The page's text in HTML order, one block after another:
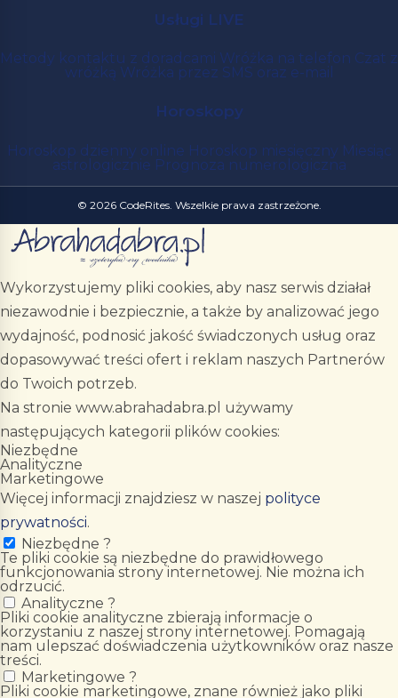
Usługi LIVE
Metody kontaktu z doradcami Wróżka na telefon Czat z
wróżką Wróżka przez SMS oraz e-mail
Horoskopy
Horoskop dzienny online Horoskop miesięczny Miesiąc
astrologicznie Prognoza numerologiczna
© 2026 CodeRites. Wszelkie prawa zastrzeżone.
Wykorzystujemy pliki cookies, aby nasz serwis działał
niezawodnie i bezpiecznie, a także by analizować jego
wydajność, podnosić jakość świadczonych usług oraz
dopasowywać treści ofert i reklam naszych Partnerów
do Twoich potrzeb.
Na stronie www.abrahadabra.pl używamy
następujących kategorii plików cookies:
Niezbędne
Analityczne
Marketingowe
Więcej informacji znajdziesz w naszej polityce
prywatności.
Niezbędne ?
Te pliki cookie są niezbędne do prawidłowego
funkcjonowania strony internetowej. Nie można ich
odrzucić.
Analityczne ?
Pliki cookie analityczne zbierają informacje o
korzystaniu z naszej strony internetowej. Pomagają
nam ulepszać doświadczenia użytkowników oraz nasze
treści.
Marketingowe ?
Pliki cookie marketingowe, znane również jako pliki